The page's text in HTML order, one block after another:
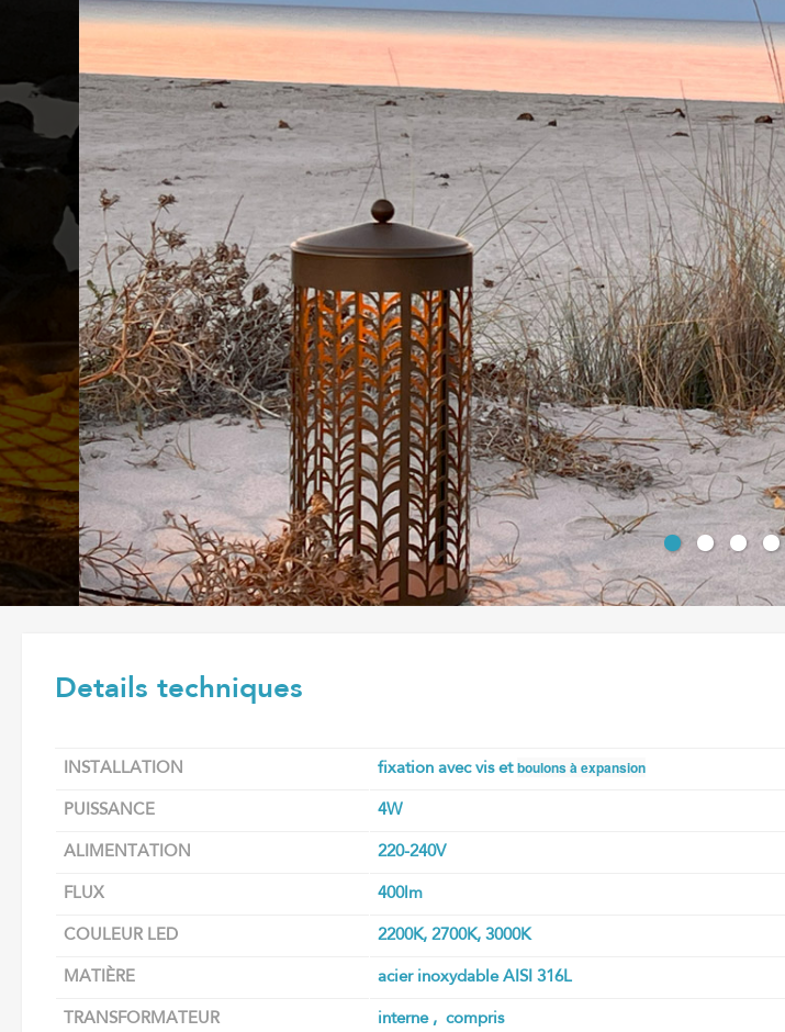
Details techniques
INSTALLATION fixation avec vis et boulons à expansion
PUISSANCE 4W
ALIMENTATION 220-240V
FLUX 400lm
COULEUR LED 2200K, 2700K, 3000K
MATIÈRE acier inoxydable AISI 316L
TRANSFORMATEUR interne , compris